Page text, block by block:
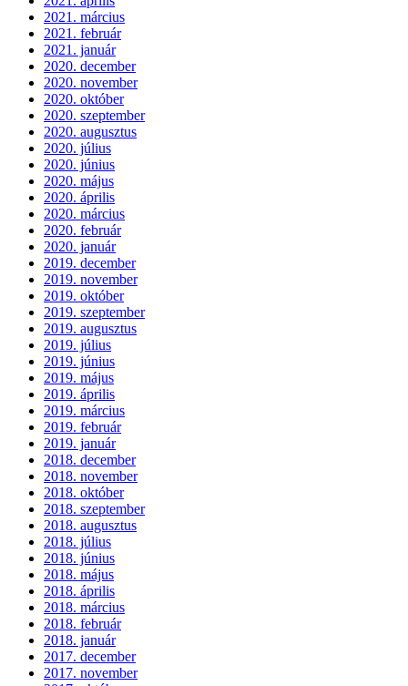
2021. március
2021. február
2021. január
2020. december
2020. november
2020. október
2020. szeptember
2020. augusztus
2020. július
2020. június
2020. május
2020. április
2020. március
2020. február
2020. január
2019. december
2019. november
2019. október
2019. szeptember
2019. augusztus
2019. július
2019. június
2019. május
2019. április
2019. március
2019. február
2019. január
2018. december
2018. november
2018. október
2018. szeptember
2018. augusztus
2018. július
2018. június
2018. május
2018. április
2018. március
2018. február
2018. január
2017. december
2017. november